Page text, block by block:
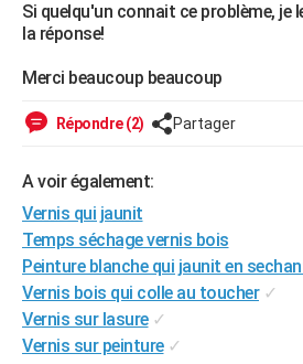
Dictionnaire
Biographies
Citations
Expressions
Proverbes
PROGRAMME TV
COPAINS D'AVANT
S'inscrire
Se connecter
Lycées
Collèges
Primaires
Universités
Entreprises
Service militaire
Avis de recherche
AVIS DE DÉCÈS
FORUM
Bricolage
Lifestyle
Culture
Sport
Auto
Television
Voyage
Cinema
Si quelqu'un connait ce problème, je
la réponse!
Merci beaucoup beaucoup
Répondre (2) Partager
A voir également:
Vernis qui jaunit
Temps séchage vernis bois
Peinture blanche qui jaunit en
Vernis bois qui colle au toucher ✓
Vernis sur lasure ✓
Vernis sur peinture ✓